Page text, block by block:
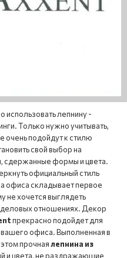
лепнину -
Только нужно учитывать,
очень подойдут к стилю
свой выбор на
сдержанные формы и цвета.
официальный стиль
офиса складывает первое
не хочется выглядеть
отношениях. Декор
прекрасно подойдет для
офиса. Выполненная в
прочнаялепнина из
и цвета, не раздражающие